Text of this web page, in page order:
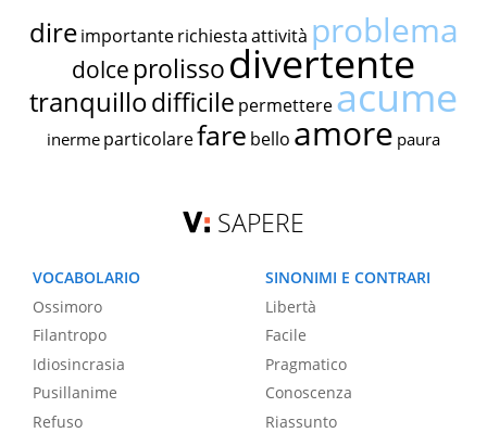
dire importante richiestaattività problema
dolce prolissodivertente
tranquillodifficile permettereacume
inerme particolarefare bello amore paura
SAPERE
VOCABOLARIO
Ossimoro
Filantropo
Idiosincrasia
Pusillanime
Refuso
SINONIMI E CONTRARI
Libertà
Facile
Pragmatico
Conoscenza
Riassunto